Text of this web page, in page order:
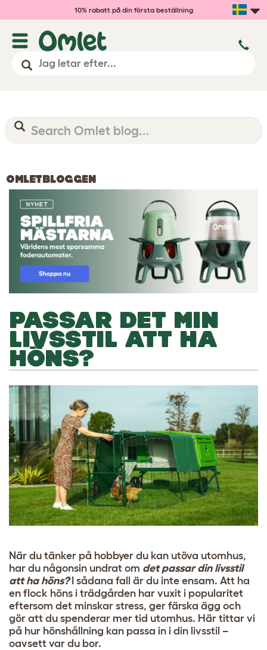
10% rabatt på din första beställning
OMLETBLOGGEN
PASSAR DET MIN
LIVSSTIL ATT HA
HÖNS?
När du tänker på hobbyer du kan utöva utomhus,
har du någonsin undrat om det passar din livsstil
att ha höns?I sådana fall är du inte ensam. Att ha
en flock höns i trädgården har vuxit i popularitet
eftersom det minskar stress, ger färska ägg och
gör att du spenderar mer tid utomhus. Här tittar vi
på hur hönshållning kan passa in i din livsstil –
oavsett var du bor.